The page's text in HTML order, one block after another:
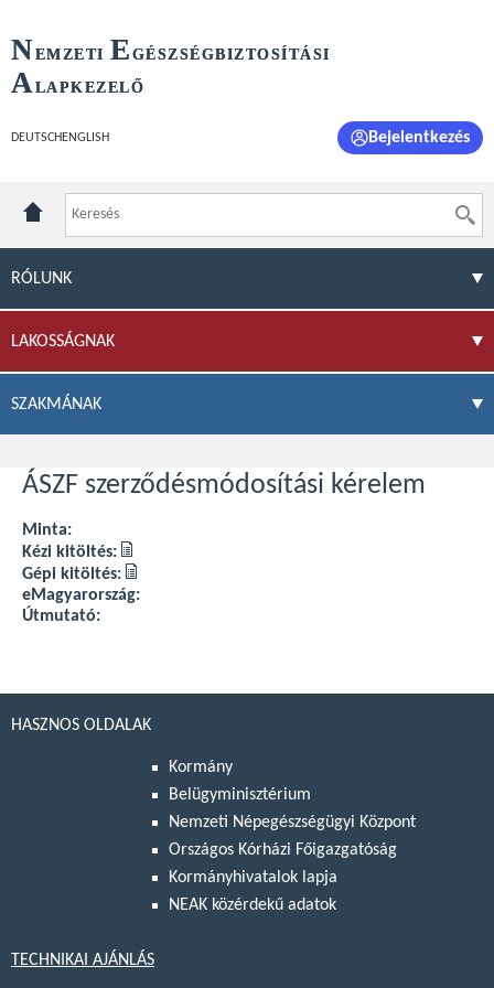
NEMZETI E GÉSZSÉGBIZTOSÍTÁSI
ALAPKEZELŐ
DEUTSCH ENGLISH Bejelentkezés
RÓLUNK
LAKOSSÁGNAK
SZAKMÁNAK
ÁSZF szerződésmódosítási kérelem
Minta:
Kézi kitöltés:
Gépi kitöltés:
eMagyarország:
Útmutató:
HASZNOS OLDALAK
Kormány
Belügyminisztérium
Nemzeti Népegészségügyi Központ
Országos Kórházi Főigazgatóság
Kormányhivatalok lapja
NEAK közérdekű adatok
TECHNIKAI AJÁNLÁS